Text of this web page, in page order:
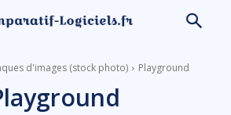
d'images (stock photo) Playground